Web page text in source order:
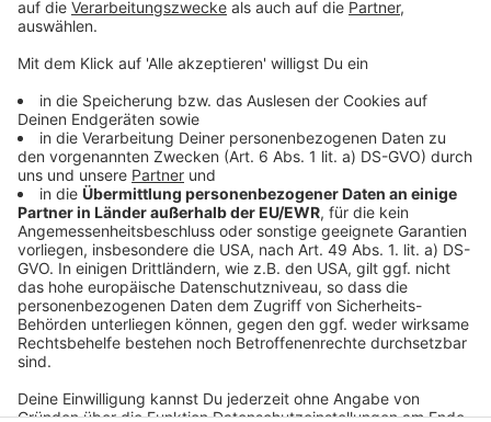
→teddy.click/podsignal
Wenn du lieber direkt redest: fünfzehn Minuten, kein
Pitch.teddy.click/termin
Daniel Friesenecker baut Unternehmern ihr
eigenes Medium. Podcast, Video, Strategie. Studio:
TeddyLab, Linz.
LinkedIn:linkedin.com/in/friesenecker
Folge abonnieren:Apple·Spotify· YouTube·
Plattformen und RSS
Datenschutz